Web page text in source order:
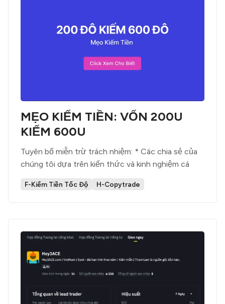
MẸO KIẾM TIỀN: VỐN 200U
KIẾM 600U
Tuyên bố miễn trừ trách nhiệm: * Các chia sẻ của
chúng tôi dựa trên kiến thức và kinh nghiệm cá
F-Kiếm Tiền Tốc Độ H-Copytrade